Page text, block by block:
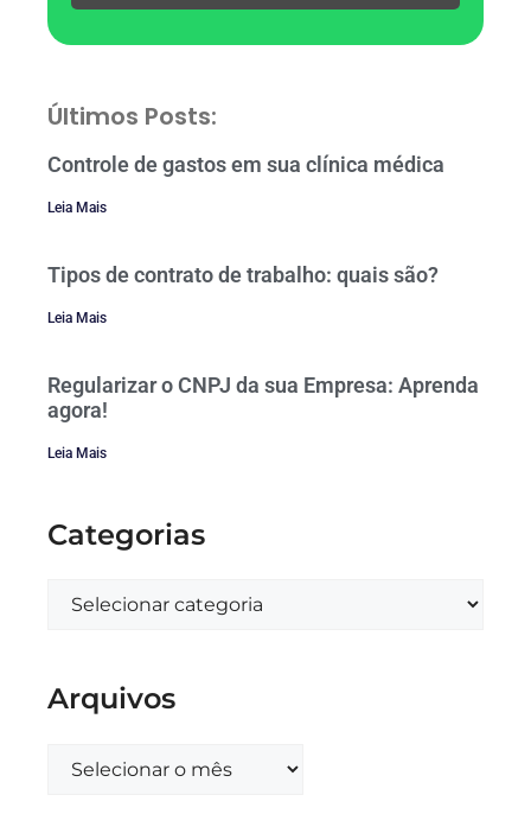
Últimos Posts:
Controle de gastos em sua clínica médica
Leia Mais
Tipos de contrato de trabalho: quais são?
Leia Mais
Regularizar o CNPJ da sua Empresa: Aprenda
agora!
Leia Mais
Categorias
Arquivos